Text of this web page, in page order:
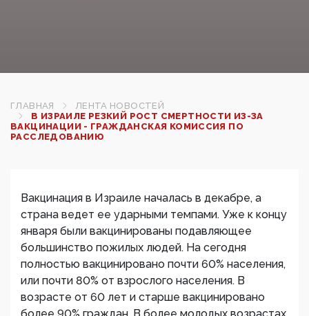
ГЛАВНАЯ
ЛЕНТА НОВОСТЕЙ
В ИЗРАИЛЕ РЕЗКИЙ РОСТ СМЕРТНОСТИ ИЗ-ЗА
ВАКЦИНАЦИИ - ГРАЖДАНСКАЯ КОМИССИЯ ПО
РАССЛЕДОВАНИЮ
Вакцинация в Израиле началась в декабре, а
страна ведет ее ударными темпами. Уже к концу
января были вакцинированы подавляющее
большинство пожилых людей. На сегодня
полностью вакцинировано почти 60% населения,
или почти 80% от взрослого населения. В
возрасте от 60 лет и старше вакцинировано